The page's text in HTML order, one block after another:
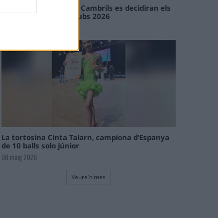
En les tirades de Flix i Cambrils es decidiran els
campions de l’Interclubs 2026
La tortosina Cinta Talarn, campiona d’Espanya
de 10 balls solo júnior
08 maig 2026
Veure'n més